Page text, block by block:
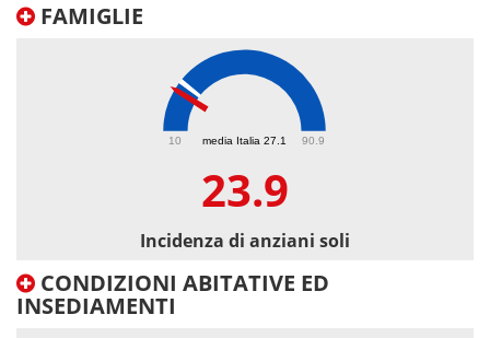
FAMIGLIE
media Italia 27.1
10 90.9
23.9
Incidenza di anziani soli
CONDIZIONI ABITATIVE ED
INSEDIAMENTI